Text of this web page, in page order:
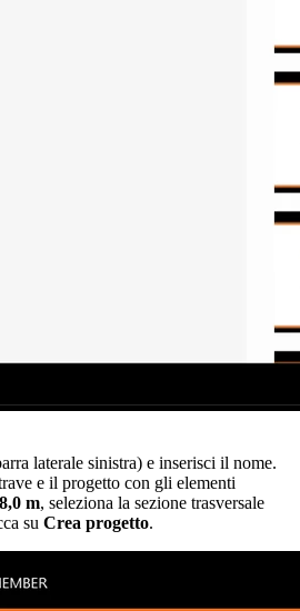
laterale sinistra) e inserisci il nome.
e il progetto con gli elementi
8,0 m, seleziona la sezione trasversale
su Crea progetto.